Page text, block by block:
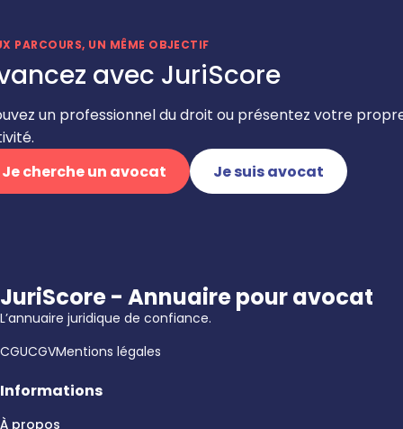
PARCOURS, UN MÊME OBJECTIF
avec JuriScore
un professionnel du droit ou présentez votre
Je cherche un avocat
Je suis avocat
JuriScore - Annuaire pour avocat
L’annuaire juridique de confiance.
CGUCGVMentions légales
Informations
À propos